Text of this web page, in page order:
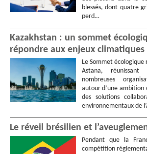
blessés, dont quatre
perd…
Kazakhstan : un sommet
répondre aux enjeux climatiques
Le Sommet écologique
Astana,
nombreuses
autour d’une ambition
des solutions
environnementaux de
Le réveil brésilien et
Pendant que la
compétition